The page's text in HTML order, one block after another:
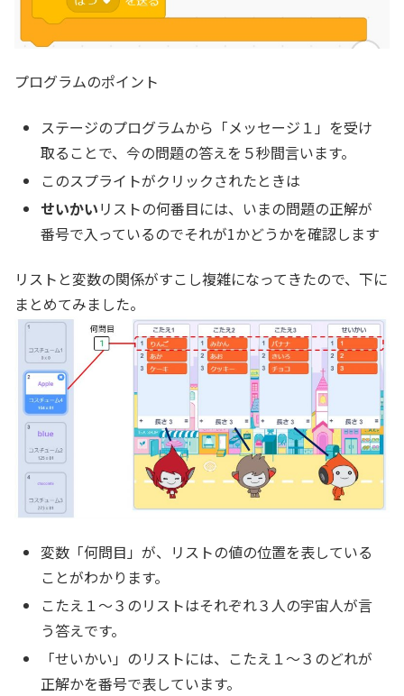
プログラムのポイント
ステージのプログラムから「メッセージ１」を受け
取ることで、今の問題の答えを５秒間言います。
このスプライトがクリックされたときは
せいかいリストの何番目には、いまの問題の正解が
番号で入っているのでそれが1かどうかを確認します
リストと変数の関係がすこし複雑になってきたので、下に
まとめてみました。
変数「何問目」が、リストの値の位置を表している
ことがわかります。
こたえ１～３のリストはそれぞれ３人の宇宙人が言
う答えです。
「せいかい」のリストには、こたえ１～３のどれが
正解かを番号で表しています。